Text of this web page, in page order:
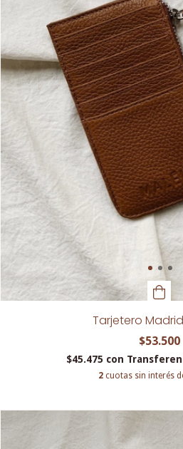
Tarjetero
$53.500
$45.475 con
2 cuotas sin interés